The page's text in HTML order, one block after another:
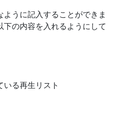
うに記入することができま
の内容を入れるようにして
いる再生リスト